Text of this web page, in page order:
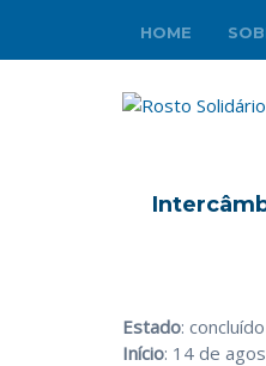
HOME
Estado: concluído
Início: 14 de